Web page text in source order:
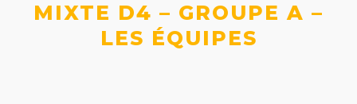
MIXTE D4 – GROUPE A –
LES ÉQUIPES